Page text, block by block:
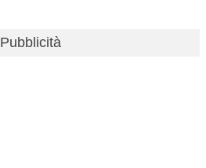
Pubblicità